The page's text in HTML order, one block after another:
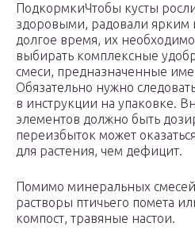
ПодкормкиЧтобы кусты
здоровыми, радовали
долгое время, их
выбирать комплексные
смеси, предназначенные
Обязательно нужно
в инструкции на упаковке.
элементов должно быть
переизбыток может
для растения, чем дефицит.
Помимо минеральных
растворы птичьего помета
компост, травяные настои.